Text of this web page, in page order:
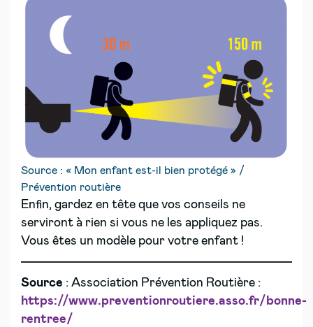
Source : « Mon enfant est-il bien protégé » /
Prévention routière
Enfin, gardez en tête que vos conseils ne
serviront à rien si vous ne les appliquez pas.
Vous êtes un modèle pour votre enfant !
Source : Association Prévention Routière :
https://www.preventionroutiere.asso.fr/bonne-
rentree/